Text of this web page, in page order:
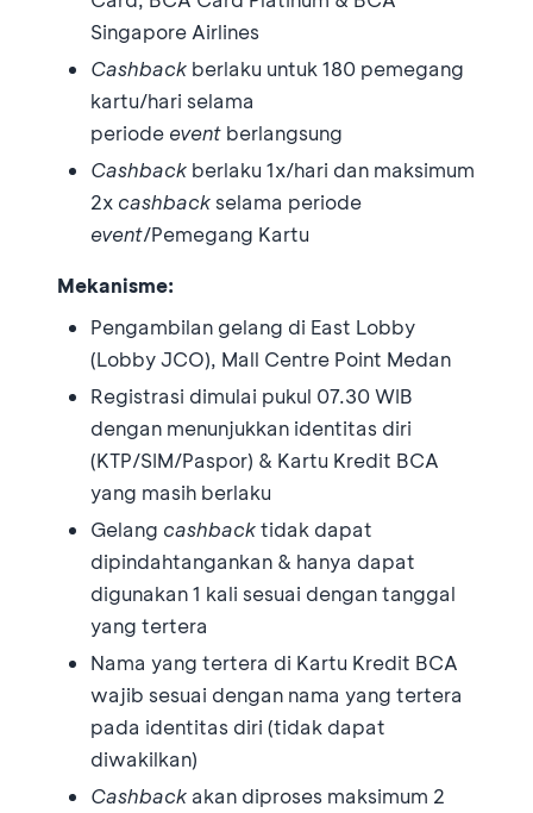
Singapore Airlines
Cashback berlaku untuk 180 pemegang
kartu/hari selama
periode event berlangsung
Cashback berlaku 1x/hari dan maksimum
2x cashback selama periode
event/Pemegang Kartu
Mekanisme:
Pengambilan gelang di East Lobby
(Lobby JCO), Mall Centre Point Medan
Registrasi dimulai pukul 07.30 WIB
dengan menunjukkan identitas diri
(KTP/SIM/Paspor) & Kartu Kredit BCA
yang masih berlaku
Gelang cashbacktidak dapat
dipindahtangankan & hanya dapat
digunakan 1 kali sesuai dengan tanggal
yang tertera
Nama yang tertera di Kartu Kredit BCA
wajib sesuai dengan nama yang tertera
pada identitas diri (tidak dapat
diwakilkan)
Cashback akan diproses maksimum 2